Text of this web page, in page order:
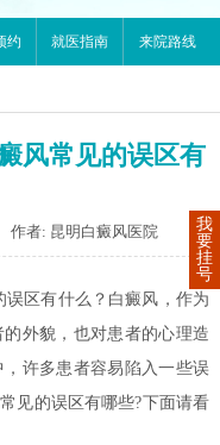
约 就医指南 来院路线
风常见的误区有
作者: 昆明白癜风医院
区有什么？白癜风，作为
外貌，也对患者的心理造
许多患者容易陷入一些误
见的误区有哪些?下面请看
我
要
挂
号